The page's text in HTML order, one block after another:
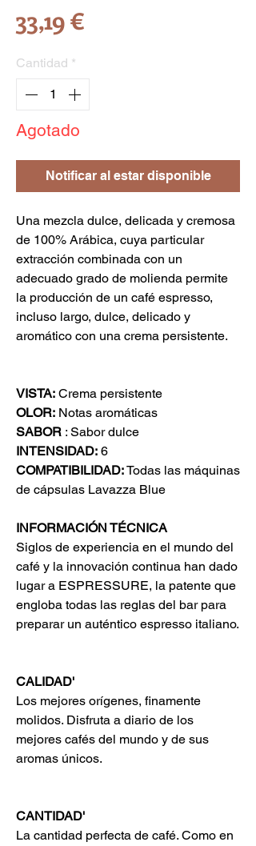
33,19 €
Cantidad *
Agotado
Notificar al estar disponible
Una mezcla dulce, delicada y cremosa
de 100% Arábica, cuya particular
extracción combinada con un
adecuado grado de molienda permite
la producción de un café espresso,
incluso largo, dulce, delicado y
aromático con una crema persistente.
VISTA: Crema persistente
OLOR: Notas aromáticas
SABOR : Sabor dulce
INTENSIDAD: 6
COMPATIBILIDAD:Todas las máquinas
de cápsulas Lavazza Blue
INFORMACIÓN TÉCNICA
Siglos de experiencia en el mundo del
café y la innovación continua han dado
lugar a ESPRESSURE, la patente que
engloba todas las reglas del bar para
preparar un auténtico espresso italiano.
CALIDAD'
Los mejores orígenes, finamente
molidos. Disfruta a diario de los
mejores cafés del mundo y de sus
aromas únicos.
CANTIDAD'
La cantidad perfecta de café. Como en